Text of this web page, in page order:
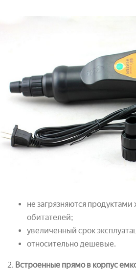
не загрязняются
обитателей;
увеличенный срок
относительно дешевые.
2. Встроенные прямо в корпус